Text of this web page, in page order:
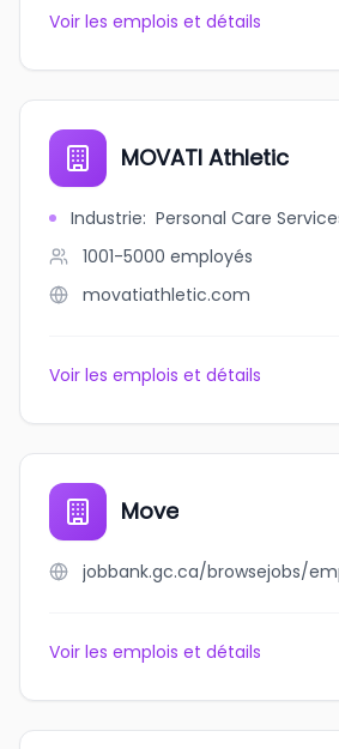
Voir les emplois et détails
MOVATI Athletic
Industrie: Personal Care
1001-5000 employés
movatiathletic.com
Voir les emplois et détails
Move
jobbank.gc.ca/browsejobs/
Voir les emplois et détails